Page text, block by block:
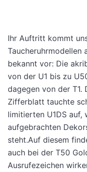
Ihr Auftritt kommt
Taucheruhrmodellen
bekannt vor: Die
von der U1 bis zu
dagegen von der T1.
Zifferblatt tauchte
limitierten U1DS auf,
aufgebrachten
steht.Auf diesem
auch bei der T50
Ausrufezeichen